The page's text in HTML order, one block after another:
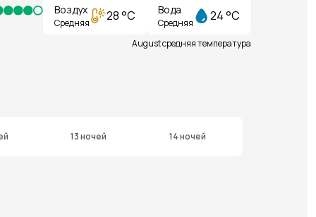
Воздух
Средняя 28 °C Вода
Средняя 24 °C
August средняя температура
13 ночей 14 ночей